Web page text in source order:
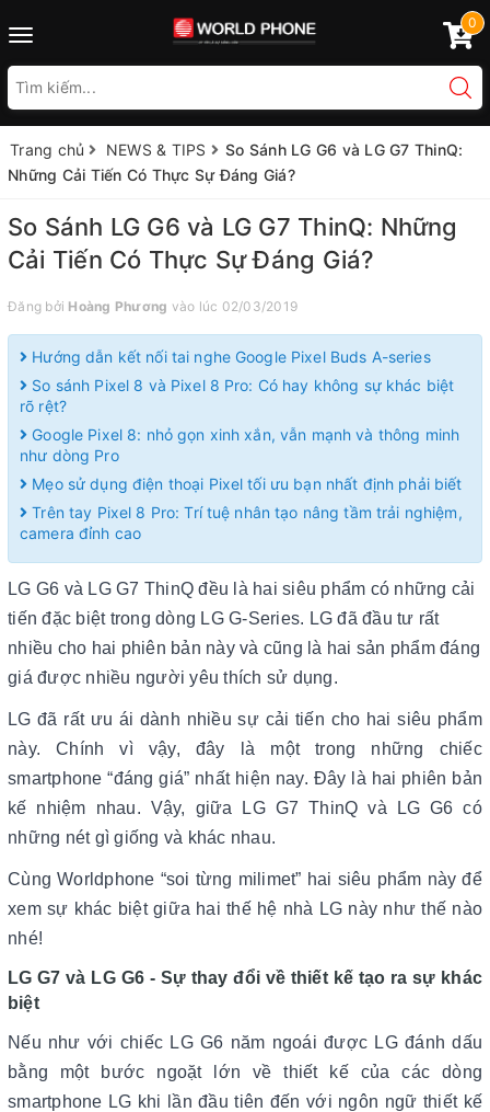
Toggle
0
Trang chủ NEWS & TIPS
So Sánh LG G6 và LG G7 ThinQ:
Những Cải Tiến Có Thực Sự Đáng Giá?
So Sánh LG G6 và LG G7 ThinQ: Những
Cải Tiến Có Thực Sự Đáng Giá?
Đăng bởi Hoàng Phương vào lúc 02/03/2019
Hướng dẫn kết nối tai nghe Google Pixel Buds A-series
So sánh Pixel 8 và Pixel 8 Pro: Có hay không sự khác biệt
rõ rệt?
Google Pixel 8: nhỏ gọn xinh xắn, vẫn mạnh và thông minh
như dòng Pro
Mẹo sử dụng điện thoại Pixel tối ưu bạn nhất định phải biết
Trên tay Pixel 8 Pro: Trí tuệ nhân tạo nâng tầm trải nghiệm,
camera đỉnh cao
LG G6 và LG G7 ThinQ đều là hai siêu phẩm có những cải
tiến đặc biệt trong dòng LG G-Series. LG đã đầu tư rất
nhiều cho hai phiên bản này và cũng là hai sản phẩm đáng
giá được nhiều người yêu thích sử dụng.
LG đã rất ưu ái dành nhiều sự cải tiến cho hai siêu phẩm
này. Chính vì vậy, đây là một trong những chiếc
smartphone “đáng giá” nhất hiện nay. Đây là hai phiên bản
kế nhiệm nhau. Vậy, giữa LG G7 ThinQ và LG G6 có
những nét gì giống và khác nhau.
Cùng Worldphone “soi từng milimet” hai siêu phẩm này để
xem sự khác biệt giữa hai thế hệ nhà LG này như thế nào
nhé!
LG G7 và LG G6 - Sự thay đổi về thiết kế tạo ra sự khác
biệt
Nếu như với chiếc LG G6 năm ngoái được LG đánh dấu
bằng một bước ngoặt lớn về thiết kế của các dòng
smartphone LG khi lần đầu tiên đến với ngôn ngữ thiết kế